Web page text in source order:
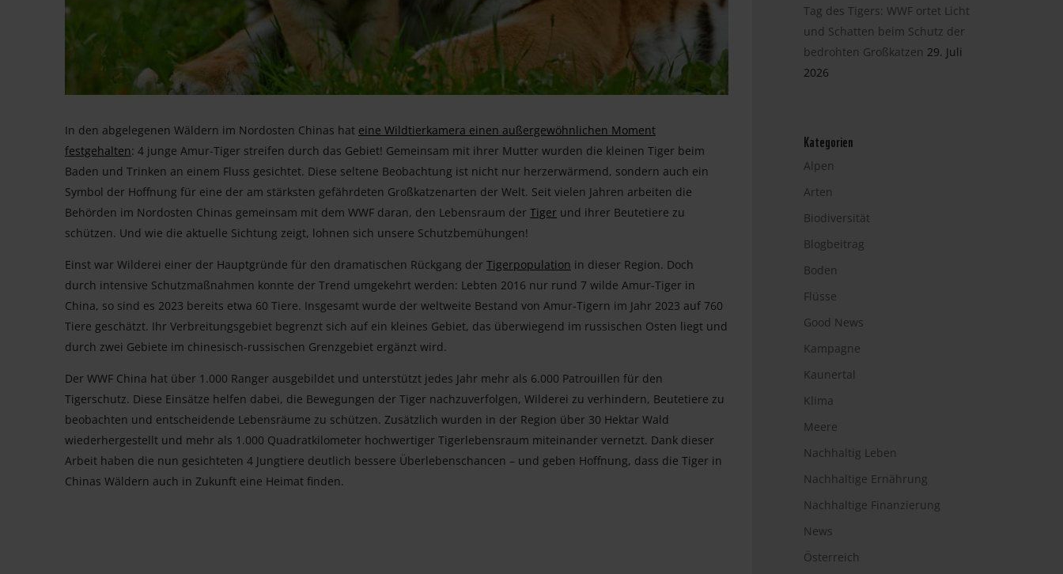
In den abgelegenen Wäldern im Nordosten Chinas hat eine Wildtierkamera einen außergewöhnlichen Moment
festgehalten: 4 junge Amur-Tiger streifen durch das Gebiet! Gemeinsam mit ihrer Mutter wurden die kleinen Tiger beim
Baden und Trinken an einem Fluss gesichtet. Diese seltene Beobachtung ist nicht nur herzerwärmend, sondern auch ein
Symbol der Hoffnung für eine der am stärksten gefährdeten Großkatzenarten der Welt. Seit vielen Jahren arbeiten die
Behörden im Nordosten Chinas gemeinsam mit dem WWF daran, den Lebensraum der Tiger und ihrer Beutetiere zu
schützen. Und wie die aktuelle Sichtung zeigt, lohnen sich unsere Schutzbemühungen!
Einst war Wilderei einer der Hauptgründe für den dramatischen Rückgang der Tigerpopulation in dieser Region. Doch
durch intensive Schutzmaßnahmen konnte der Trend umgekehrt werden: Lebten 2016 nur rund 7 wilde Amur-Tiger in
China, so sind es 2023 bereits etwa 60 Tiere. Insgesamt wurde der weltweite Bestand von Amur-Tigern im Jahr 2023 auf 760
Tiere geschätzt. Ihr Verbreitungsgebiet begrenzt sich auf ein kleines Gebiet, das überwiegend im russischen Osten liegt und
durch zwei Gebiete im chinesisch-russischen Grenzgebiet ergänzt wird.
Der WWF China hat über 1.000 Ranger ausgebildet und unterstützt jedes Jahr mehr als 6.000 Patrouillen für den
Tigerschutz. Diese Einsätze helfen dabei, die Bewegungen der Tiger nachzuverfolgen, Wilderei zu verhindern, Beutetiere zu
beobachten und entscheidende Lebensräume zu schützen. Zusätzlich wurden in der Region über 30 Hektar Wald
wiederhergestellt und mehr als 1.000 Quadratkilometer hochwertiger Tigerlebensraum miteinander vernetzt. Dank dieser
Arbeit haben die nun gesichteten 4 Jungtiere deutlich bessere Überlebenschancen – und geben Hoffnung, dass die Tiger in
Chinas Wäldern auch in Zukunft eine Heimat finden.
Tag des Tigers: WWF ortet Licht
und Schatten beim Schutz der
bedrohten Großkatzen 29. Juli
2026
Kategorien
Alpen
Arten
Biodiversität
Blogbeitrag
Boden
Flüsse
Good News
Kampagne
Kaunertal
Klima
Meere
Nachhaltig Leben
Nachhaltige Ernährung
Nachhaltige Finanzierung
News
Österreich